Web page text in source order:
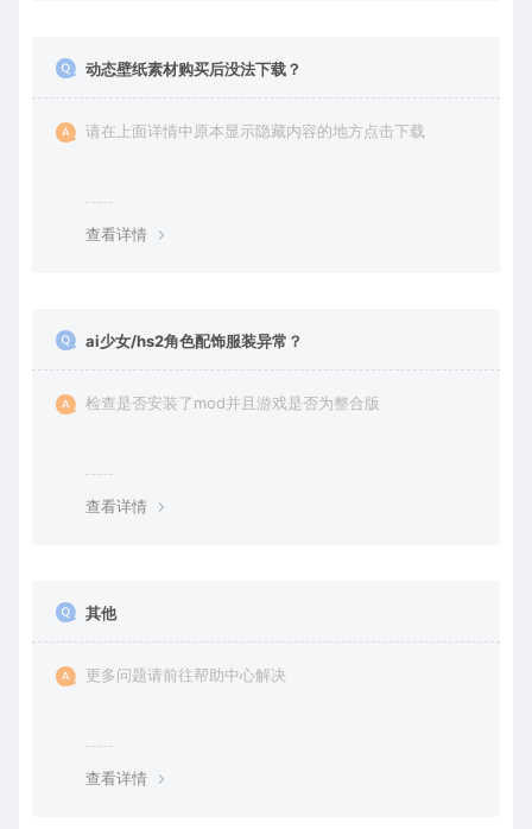
动态壁纸素材购买后没法下载？
请在上面详情中原本显示隐藏内容的地方点击下载
查看详情
ai少女/hs2角色配饰服装异常？
检查是否安装了mod并且游戏是否为整合版
查看详情
其他
更多问题请前往帮助中心解决
查看详情